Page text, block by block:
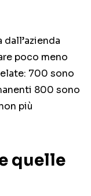
poco meno
700 sono
800 sono
più
quelle